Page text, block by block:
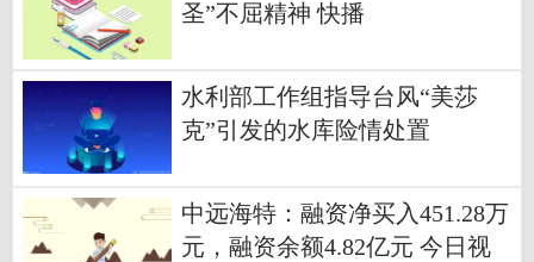
圣”不屈精神 快播
水利部工作组指导台风“美莎
克”引发的水库险情处置
中远海特：融资净买入451.28万
元，融资余额4.82亿元 今日视